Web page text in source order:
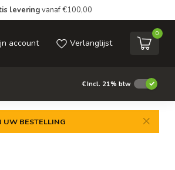
leveringvanaf €100,00
account Verlanglijst
0
€Incl. 21% btw
UW BESTELLING